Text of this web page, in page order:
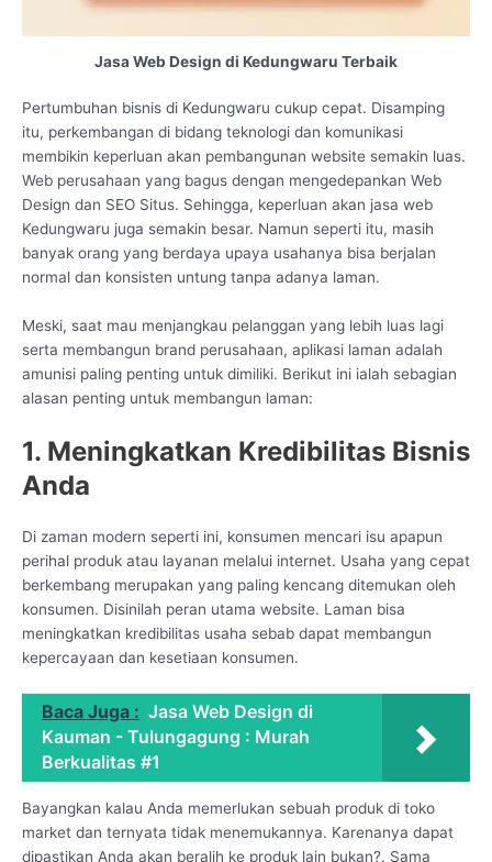
Jasa Web Design di Kedungwaru Terbaik
Pertumbuhan bisnis di Kedungwaru cukup cepat. Disamping
itu, perkembangan di bidang teknologi dan komunikasi
membikin keperluan akan pembangunan website semakin luas.
Web perusahaan yang bagus dengan mengedepankan Web
Design dan SEO Situs. Sehingga, keperluan akan jasa web
Kedungwaru juga semakin besar. Namun seperti itu, masih
banyak orang yang berdaya upaya usahanya bisa berjalan
normal dan konsisten untung tanpa adanya laman.
Meski, saat mau menjangkau pelanggan yang lebih luas lagi
serta membangun brand perusahaan, aplikasi laman adalah
amunisi paling penting untuk dimiliki. Berikut ini ialah sebagian
alasan penting untuk membangun laman:
1. Meningkatkan Kredibilitas Bisnis
Anda
Di zaman modern seperti ini, konsumen mencari isu apapun
perihal produk atau layanan melalui internet. Usaha yang cepat
berkembang merupakan yang paling kencang ditemukan oleh
konsumen. Disinilah peran utama website. Laman bisa
meningkatkan kredibilitas usaha sebab dapat membangun
kepercayaan dan kesetiaan konsumen.
Baca Juga : Jasa Web Design di
Kauman - Tulungagung : Murah
Berkualitas #1
Bayangkan kalau Anda memerlukan sebuah produk di toko
market dan ternyata tidak menemukannya. Karenanya dapat
dipastikan Anda akan beralih ke produk lain bukan?. Sama